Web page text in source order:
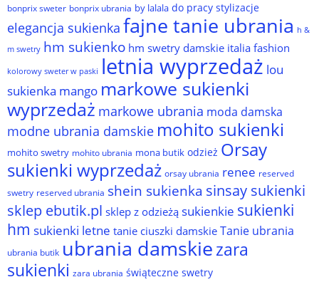
bonprix sweter bonprix ubrania by lalala do pracy stylizacje
elegancja sukienka fajne tanie ubrania h &
m swetry hm sukienko hm swetry damskie italia fashion
kolorowy sweter w paski letnia wyprzedaż lou
sukienka mango markowe sukienki
wyprzedaż markowe ubrania moda damska
modne ubrania damskie mohito sukienki
mohito swetry mohito ubrania mona butik odzież Orsay
sukienki wyprzedaż orsay ubrania renee reserved
swetry reserved ubrania shein sukienka sinsay sukienki
sklep ebutik.pl sklep z odzieżą sukienkie sukienki
hm sukienki letne tanie ciuszki damskie Tanie ubrania
ubrania butik ubrania damskiezara
sukienki zara ubrania świąteczne swetry